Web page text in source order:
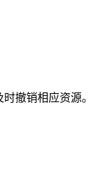
撤销相应资源。